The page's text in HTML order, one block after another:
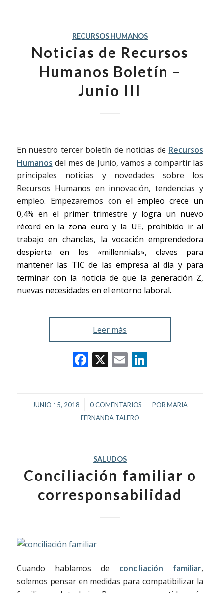
RECURSOS HUMANOS
Noticias de Recursos
Humanos Boletín –
Junio III
En nuestro tercer boletín de noticias de Recursos
Humanos del mes de Junio, vamos a compartir las
principales noticias y novedades sobre los
Recursos Humanos en innovación, tendencias y
empleo. Empezaremos con el empleo crece un
0,4% en el primer trimestre y logra un nuevo
récord en la zona euro y la UE, prohibido ir al
trabajo en chanclas, la vocación emprendedora
despierta en los «millennials», claves para
mantener las TIC de las empresa al día y para
terminar con la noticia de que la generación Z,
nuevas necesidades en el entorno laboral.
Leer más
Facebook
X EmailLinkedIn
JUNIO 15, 2018
/ 0 COMENTARIOS
/ POR MARIA
FERNANDA TALERO
SALUDOS
Conciliación familiar o
corresponsabilidad
Cuando hablamos de conciliación familiar,
solemos pensar en medidas para compatibilizar la